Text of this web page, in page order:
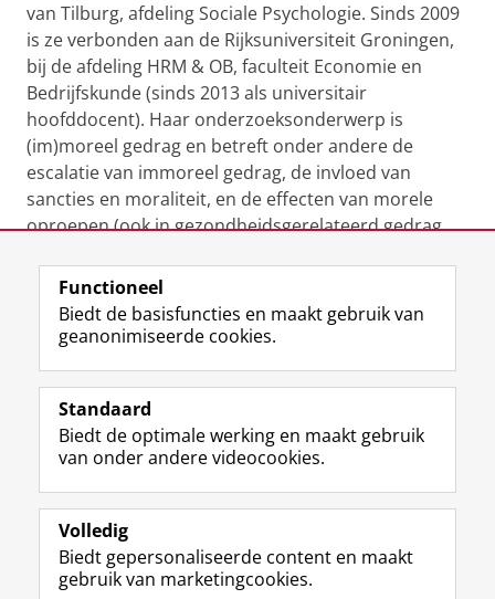
van Tilburg, afdeling Sociale Psychologie. Sinds 2009
is ze verbonden aan de Rijksuniversiteit Groningen,
bij de afdeling HRM & OB, faculteit Economie en
Bedrijfskunde (sinds 2013 als universitair
hoofddocent). Haar onderzoeksonderwerp is
(im)moreel gedrag en betreft onder andere de
escalatie van immoreel gedrag, de invloed van
sancties en moraliteit, en de effecten van morele
oproepen (ook in gezondheidsgerelateerd gedrag
Laatst gewijzigd: 09 juni 2026 12:32
Volg de RUG
F
a
e
b
o
p
a
L
i
k
e
I
-
p
R
S
-
f
e
R
I
n
t
r
m
Y
o
T
e
k
Studiekiezers
Alumni
Over ons
Functioneel
Biedt de basisfuncties en maakt gebruik van
geanonimiseerde cookies.
Standaard
Biedt de optimale werking en maakt gebruik
van onder andere videocookies.
Volledig
Biedt gepersonaliseerde content en maakt
gebruik van marketingcookies.